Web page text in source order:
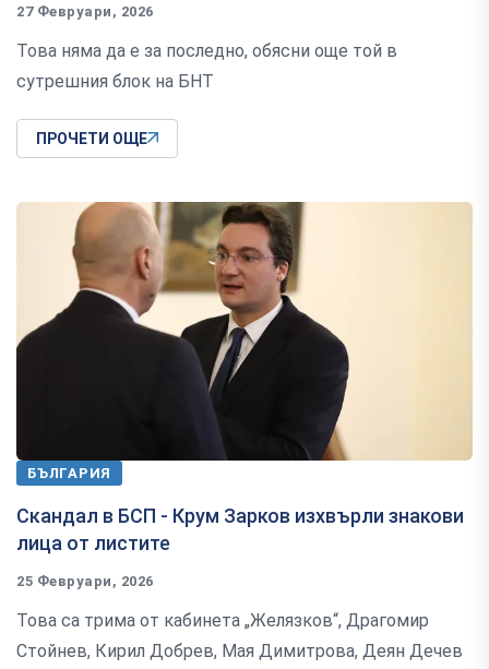
27 Февруари, 2026
Това няма да е за последно, обясни още той в
сутрешния блок на БНТ
ПРОЧЕТИ ОЩЕ
БЪЛГАРИЯ
Скандал в БСП - Крум Зарков изхвърли знакови
лица от листите
25 Февруари, 2026
Това са трима от кабинета „Желязков“, Драгомир
Стойнев, Кирил Добрев, Мая Димитрова, Деян Дечев